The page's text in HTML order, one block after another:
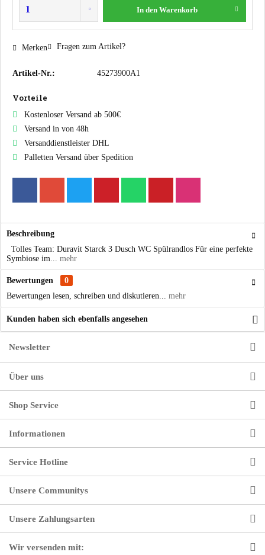
In den Warenkorb
Merken Fragen zum Artikel?
Artikel-Nr.: 45273900A1
Vorteile
Kostenloser Versand ab 500€
Versand in von 48h
Versanddienstleister DHL
Palletten Versand über Spedition
Beschreibung
Tolles Team: Duravit Starck 3 Dusch WC Spülrandlos Für eine perfekte
Symbiose im... mehr
Bewertungen
0
Bewertungen lesen, schreiben und diskutieren... mehr
Kunden haben sich ebenfalls angesehen
Newsletter
Über uns
Shop Service
Informationen
Service Hotline
Unsere Communitys
Unsere Zahlungsarten
Wir versenden mit: